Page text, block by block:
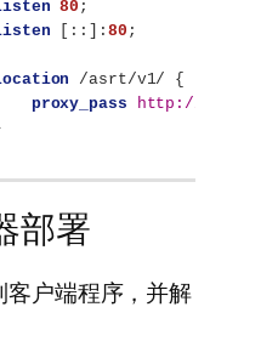
80 ;
[ :: ] : 80 ;
/asrt/v1/ {
proxy_pass
http://
部署
客户端程序，并解